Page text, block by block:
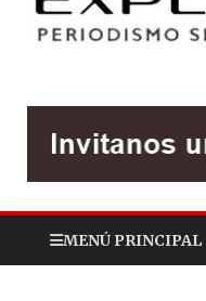
MENÚ PRINCIPAL